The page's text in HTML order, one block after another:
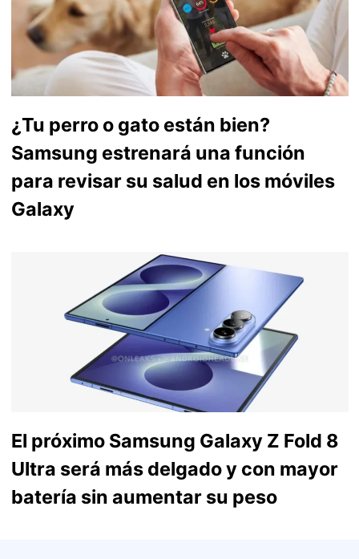
¿Tu perro o gato están bien?
Samsung estrenará una función
para revisar su salud en los móviles
Galaxy
El próximo Samsung Galaxy Z Fold 8
Ultra será más delgado y con mayor
batería sin aumentar su peso